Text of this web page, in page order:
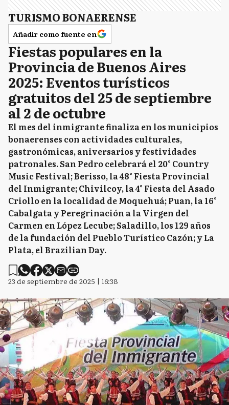
TURISMO BONAERENSE
Añadir como fuente en
Fiestas populares en la
Provincia de Buenos Aires
2025: Eventos turísticos
gratuitos del 25 de septiembre
al 2 de octubre
El mes del inmigrante finaliza en los municipios
bonaerenses con actividades culturales,
gastronómicas, aniversarios y festividades
patronales. San Pedro celebrará el 20° Country
Music Festival; Berisso, la 48° Fiesta Provincial
del Inmigrante; Chivilcoy, la 4° Fiesta del Asado
Criollo en la localidad de Moquehuá; Puan, la 16°
Cabalgata y Peregrinación a la Virgen del
Carmen en López Lecube; Saladillo, los 129 años
de la fundación del Pueblo Turístico Cazón; y La
Plata, el Brazilian Day.
23 de septiembre de 2025 | 16:38